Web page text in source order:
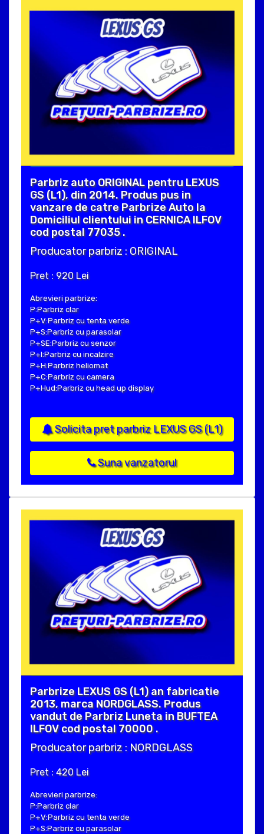
Parbriz auto ORIGINAL pentru LEXUS
GS (L1), din 2014. Produs pus in
vanzare de catre Parbrize Auto la
Domiciliul clientului in CERNICA ILFOV
cod postal 77035 .
Producator parbriz : ORIGINAL
Pret : 920 Lei
Abrevieri parbrize:
P:Parbriz clar
P+V:Parbriz cu tenta verde
P+S:Parbriz cu parasolar
P+SE:Parbriz cu senzor
P+I:Parbriz cu incalzire
P+H:Parbriz heliomat
P+C:Parbriz cu camera
P+Hud:Parbriz cu head up display
Solicita pret parbriz LEXUS GS (L1)
Suna vanzatorul
Parbrize LEXUS GS (L1) an fabricatie
2013, marca NORDGLASS. Produs
vandut de Parbriz Luneta in BUFTEA
ILFOV cod postal 70000 .
Producator parbriz : NORDGLASS
Pret : 420 Lei
Abrevieri parbrize:
P:Parbriz clar
P+V:Parbriz cu tenta verde
P+S:Parbriz cu parasolar